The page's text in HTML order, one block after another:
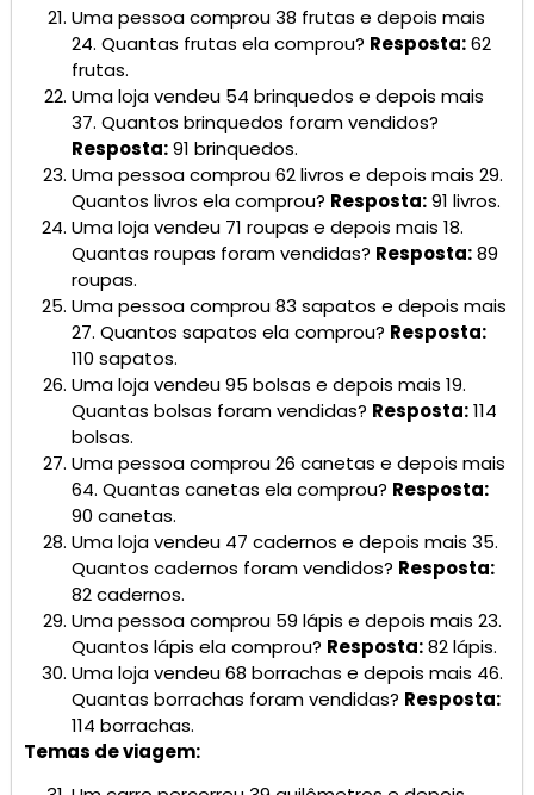
Uma pessoa comprou 38 frutas e depois mais
24. Quantas frutas ela comprou? Resposta:62
frutas.
Uma loja vendeu 54 brinquedos e depois mais
37. Quantos brinquedos foram vendidos?
Resposta:91 brinquedos.
Uma pessoa comprou 62 livros e depois mais 29.
Quantos livros ela comprou? Resposta:91 livros.
Uma loja vendeu 71 roupas e depois mais 18.
Quantas roupas foram vendidas? Resposta:89
roupas.
Uma pessoa comprou 83 sapatos e depois mais
27. Quantos sapatos ela comprou? Resposta:
110 sapatos.
Uma loja vendeu 95 bolsas e depois mais 19.
Quantas bolsas foram vendidas? Resposta:114
bolsas.
Uma pessoa comprou 26 canetas e depois mais
64. Quantas canetas ela comprou? Resposta:
90 canetas.
Uma loja vendeu 47 cadernos e depois mais 35.
Quantos cadernos foram vendidos? Resposta:
82 cadernos.
Uma pessoa comprou 59 lápis e depois mais 23.
Quantos lápis ela comprou? Resposta:82 lápis.
Uma loja vendeu 68 borrachas e depois mais 46.
Quantas borrachas foram vendidas? Resposta:
114 borrachas.
Temas de viagem: